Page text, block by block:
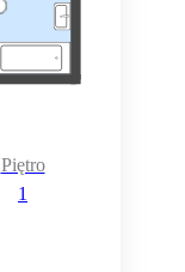
Piętro
1